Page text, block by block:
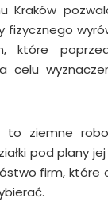
Kraków
fizycznego
które
celu
to ziemne
pod plany
firm, które